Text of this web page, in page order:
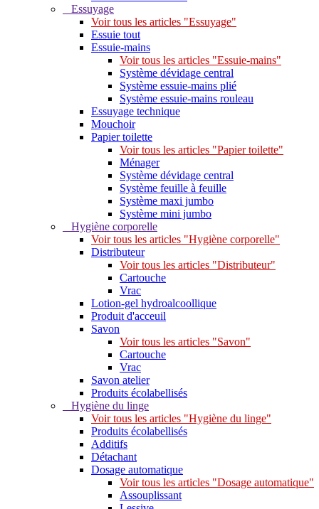
Essuyage
Voir tous les articles "Essuyage"
Essuie tout
Essuie-mains
Voir tous les articles "Essuie-mains"
Système dévidage central
Système essuie-mains plié
Système essuie-mains rouleau
Essuyage technique
Mouchoir
Papier toilette
Voir tous les articles "Papier toilette"
Ménager
Système dévidage central
Système feuille à feuille
Système maxi jumbo
Système mini jumbo
Hygiène corporelle
Voir tous les articles "Hygiène corporelle"
Distributeur
Voir tous les articles "Distributeur"
Cartouche
Vrac
Lotion-gel hydroalcoollique
Produit d'acceuil
Savon
Voir tous les articles "Savon"
Cartouche
Vrac
Savon atelier
Produits écolabellisés
Hygiène du linge
Voir tous les articles "Hygiène du linge"
Produits écolabellisés
Additifs
Détachant
Dosage automatique
Voir tous les articles "Dosage automatique"
Assouplissant